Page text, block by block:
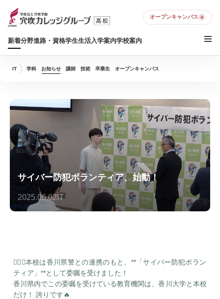
新着分野進路・資格学生生活入学案内学校案内
オープンキャンパス
IT 学科 お知らせ 講師 技術 卒業生 オープンキャンパス
サイバー防犯ボランティア、始動！
2025.06.02 IT
👮‍♂️✨本校は香川県警との連携のもと、**「サイバー防犯ボラン
ティア」**として委嘱を受けました！
香川県内でこの委嘱を受けている教育機関は、香川大学と本校
だけ！ 誇りです🔥